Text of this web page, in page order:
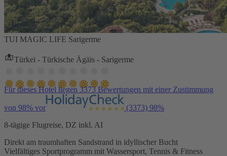
TUI MAGIC LIFE Sarigerme
Türkei - Türkische Ägäis - Sarigerme
Für dieses Hotel liegen 3373 Bewertungen mit einer Zustimmung
von 98% vor (3373) 98%
8-tägige Flugreise, DZ inkl. AI
Direkt am traumhaften Sandstrand in idyllischer Bucht
Vielfältiges Sportprogramm mit Wassersport, Tennis & Fitness